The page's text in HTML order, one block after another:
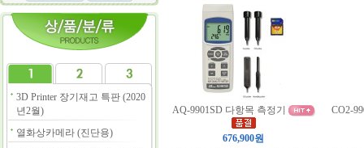
3D Printer 장기재고 특판 (2020
년2월)
열화상카메라 (진단용)
AQ-9901SD 다항목 측정기
676,900원
CO2-